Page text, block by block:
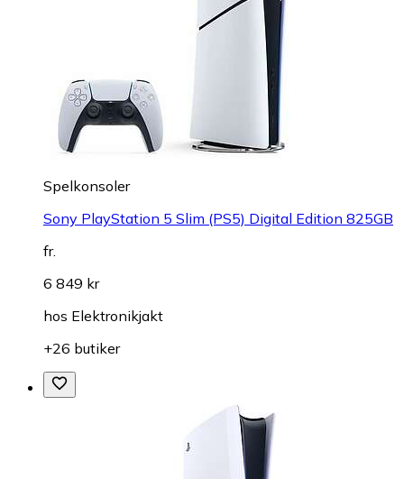
Spelkonsoler
Sony PlayStation 5 Slim (PS5) Digital Edition 825GB
fr.
6 849 kr
hos Elektronikjakt
+26 butiker